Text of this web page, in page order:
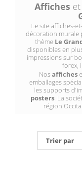
Affiches et
Le site affiches-
décoration murale
thème Le
disponibles en
impressions sur
forex,
Nosaffiches
emballages
les supports
posters. La
région